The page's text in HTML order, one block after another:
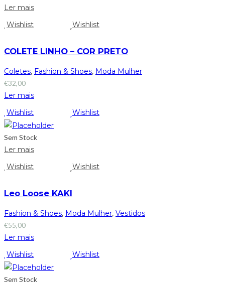
Ler mais
Wishlist
Wishlist
COLETE LINHO – COR PRETO
Coletes, Fashion & Shoes, Moda Mulher
€32,00
Ler mais
Wishlist
Wishlist
Sem Stock
Ler mais
Wishlist
Wishlist
Leo Loose KAKI
Fashion & Shoes, Moda Mulher, Vestidos
€55,00
Ler mais
Wishlist
Wishlist
Sem Stock